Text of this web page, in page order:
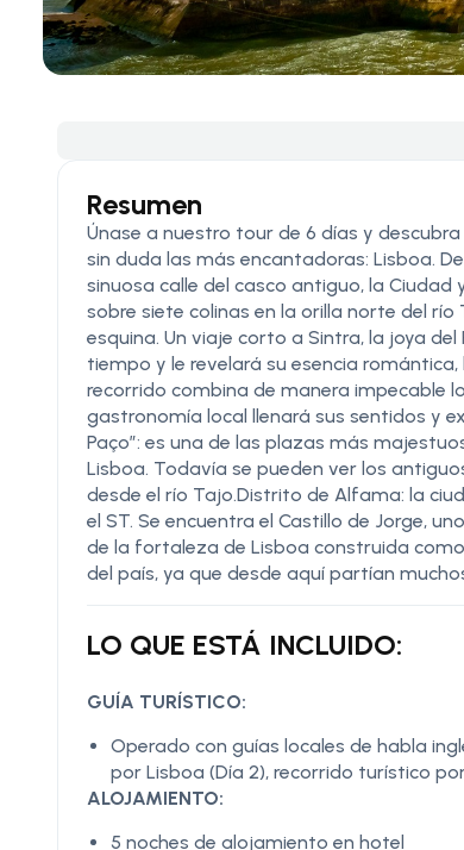
Resumen
Únase a nuestro tour de 6 días y
sin duda las más encantadoras: Lisboa.
sinuosa calle del casco antiguo, la
sobre siete colinas en la orilla norte del
esquina. Un viaje corto a Sintra, la joya del
tiempo y le revelará su esencia romántica,
recorrido combina de manera impecable
gastronomía local llenará sus sentidos y
Paço”: es una de las plazas más
Lisboa. Todavía se pueden ver los
desde el río Tajo.Distrito de Alfama: la
el ST. Se encuentra el Castillo de Jorge,
de la fortaleza de Lisboa construida
del país, ya que desde aquí partían
LO QUE ESTÁ INCLUIDO:
GUÍA TURÍSTICO:
Operado con guías locales de habla
por Lisboa (Día 2), recorrido turístico
ALOJAMIENTO:
5 noches de alojamiento en hotel